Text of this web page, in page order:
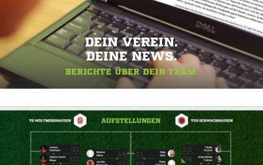
DEIN VEREIN.
DEINE NEWS.
BERICHTE ÜBER DEIN TEAM.